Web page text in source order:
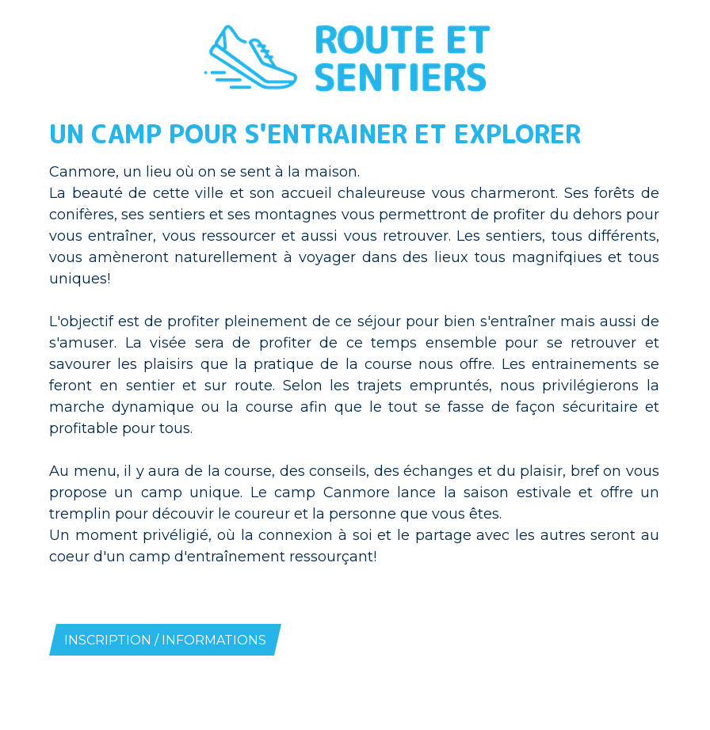
UN CAMP POUR S'ENTRAINER ET EXPLORER
Canmore, un lieu où on se sent à la maison.
La beauté de cette ville et son accueil chaleureuse vous charmeront. Ses forêts de
conifères, ses sentiers et ses montagnes vous permettront de profiter du dehors pour
vous entraîner, vous ressourcer et aussi vous retrouver. Les sentiers, tous différents,
vous amèneront naturellement à voyager dans des lieux tous magnifqiues et tous
uniques!
L'objectif est de profiter pleinement de ce séjour pour bien s'entraîner mais aussi de
s'amuser. La visée sera de profiter de ce temps ensemble pour se retrouver et
savourer les plaisirs que la pratique de la course nous offre. Les entrainements se
feront en sentier et sur route. Selon les trajets empruntés, nous privilégierons la
marche dynamique ou la course afin que le tout se fasse de façon sécuritaire et
profitable pour tous.
Au menu, il y aura de la course, des conseils, des échanges et du plaisir, bref on vous
propose un camp unique. Le camp Canmore lance la saison estivale et offre un
tremplin pour découvir le coureur et la personne que vous êtes.
Un moment privéligié, où la connexion à soi et le partage avec les autres seront au
coeur d'un camp d'entraînement ressourçant!
INSCRIPTION / INFORMATIONS